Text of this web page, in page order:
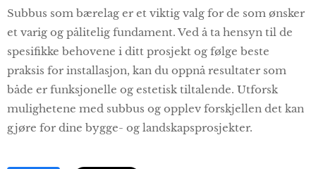
Subbus som bærelag er et viktig valg for de som ønsker
et varig og pålitelig fundament. Ved å ta hensyn til de
spesifikke behovene i ditt prosjekt og følge beste
praksis for installasjon, kan du oppnå resultater som
både er funksjonelle og estetisk tiltalende. Utforsk
mulighetene med subbus og opplev forskjellen det kan
gjøre for dine bygge- og landskapsprosjekter.